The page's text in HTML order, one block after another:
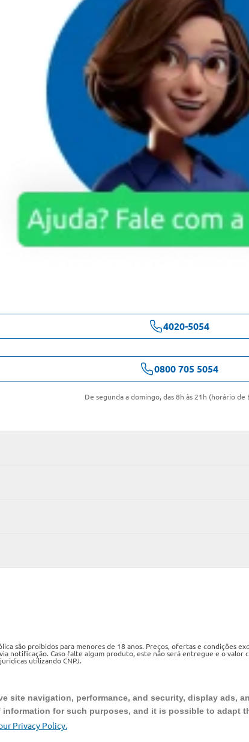
site navigation, performance, and security, display ads,
information for such purposes, and it is possible to adapt
Privacy Policy.
4020-5054
0800 705 5054
De segunda a domingo, das 8h às 21h (horário de
são proibidos para menores de 18 anos. Preços, ofertas e condições
notificação. Caso falte algum produto, este não será entregue e o valor
utilizando CNPJ.